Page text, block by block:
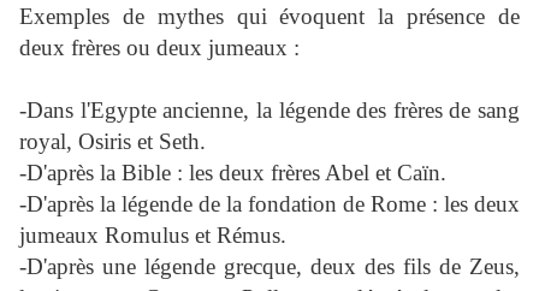
Exemples de mythes qui évoquent la présence de
deux frères ou deux jumeaux :
-Dans l'Egypte ancienne, la légende des frères de sang
royal, Osiris et Seth.
-D'après la Bible : les deux frères Abel et Caïn.
-D'après la légende de la fondation de Rome : les deux
jumeaux Romulus et Rémus.
-D'après une légende grecque, deux des fils de Zeus,